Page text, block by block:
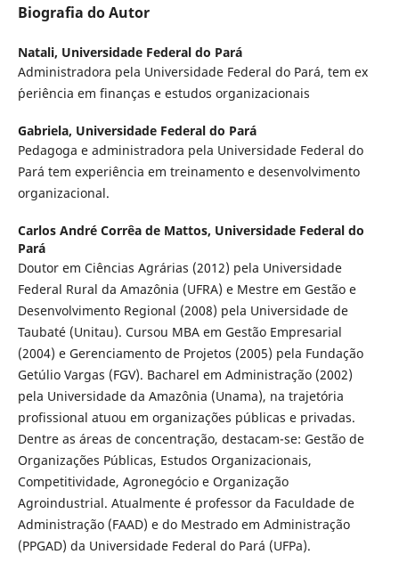
Biografia do Autor
Natali, Universidade Federal do Pará
Administradora pela Universidade Federal do Pará, tem ex
´periência em finanças e estudos organizacionais
Gabriela, Universidade Federal do Pará
Pedagoga e administradora pela Universidade Federal do
Pará tem experiência em treinamento e desenvolvimento
organizacional.
Carlos André Corrêa de Mattos, Universidade Federal do
Pará
Doutor em Ciências Agrárias (2012) pela Universidade
Federal Rural da Amazônia (UFRA) e Mestre em Gestão e
Desenvolvimento Regional (2008) pela Universidade de
Taubaté (Unitau). Cursou MBA em Gestão Empresarial
(2004) e Gerenciamento de Projetos (2005) pela Fundação
Getúlio Vargas (FGV). Bacharel em Administração (2002)
pela Universidade da Amazônia (Unama), na trajetória
profissional atuou em organizações públicas e privadas.
Dentre as áreas de concentração, destacam-se: Gestão de
Organizações Públicas, Estudos Organizacionais,
Competitividade, Agronegócio e Organização
Agroindustrial. Atualmente é professor da Faculdade de
Administração (FAAD) e do Mestrado em Administração
(PPGAD) da Universidade Federal do Pará (UFPa).